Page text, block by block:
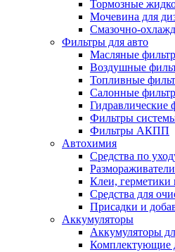
Тормозные
Мочевина для
Смазочно-
Фильтры для авто
Масляные
Воздушные
Топливные
Салонные
Гидравлические
Фильтры
Фильтры АКПП
Автохимия
Средства по
Клеи, герметики
Средства для
Присадки и
Аккумуляторы
Аккумуляторы
Комплектующие